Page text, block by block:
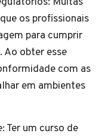
os profissionais
para cumprir
Ao obter esse
com as
em ambientes
Ter um curso de